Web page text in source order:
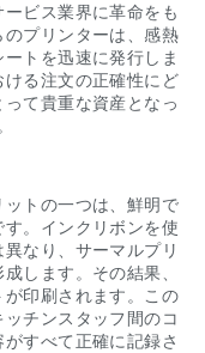
ビス業界に革命をも
プリンターは、感熱
トを迅速に発行しま
る注文の正確性にど
て貴重な資産となっ
トの一つは、鮮明で
。インクリボンを使
なり、サーマルプリ
します。その結果、
印刷されます。この
チンスタッフ間のコ
すべて正確に記録さ